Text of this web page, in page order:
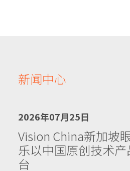
新闻中心
2026年07月25日
Vision China新加坡
乐以中国原创技术
台